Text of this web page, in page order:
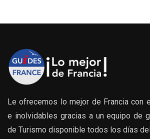
Le ofrecemos lo mejor de Francia con
e inolvidables gracias a un equipo de
de Turismo disponible todos los días